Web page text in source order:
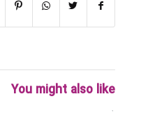
You might also like